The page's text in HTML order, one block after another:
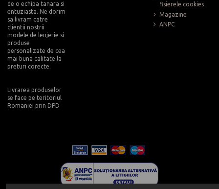
de o echipa tanara si
entuziasta. Ne dorim
sa livram catre
clientii nostrii
modele de lenjerie si
produse
personalizate de cea
mai buna calitate la
preturi corecte.
Livrarea produselor
se face pe teritoriul
Romaniei prin DPD
fisierele cookies
Magazine
ANPC